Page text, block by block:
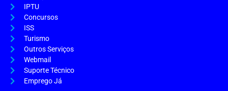
IPTU
Concursos
ISS
Turismo
Outros Serviços
Webmail
Suporte Técnico
Emprego Já